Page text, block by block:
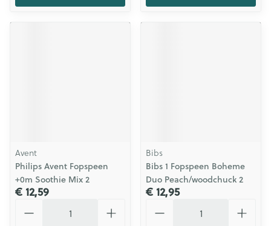
Avent
Philips Avent Fopspeen
+0m Soothie Mix 2
€ 12,59
Bibs
Bibs 1 Fopspeen Boheme
Duo Peach/woodchuck 2
€ 12,95